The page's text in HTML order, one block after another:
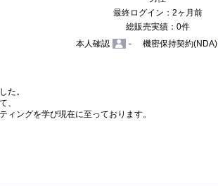
最終ログイン：2ヶ月前
総販売実績：0件
本人確認
- 機密保持契約(NDA)
た。
、
ィングを学び現在に至っております。